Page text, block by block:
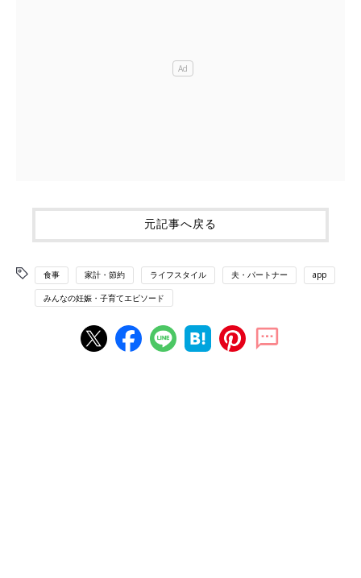
元記事へ戻る
食事 家計・節約 ライフスタイル 夫・パートナー app
みんなの妊娠・子育てエピソード